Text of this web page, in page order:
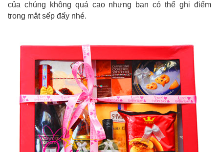
của chúng không quá cao nhưng bạn có thể ghi điểm
trong mắt sếp đấy nhé.